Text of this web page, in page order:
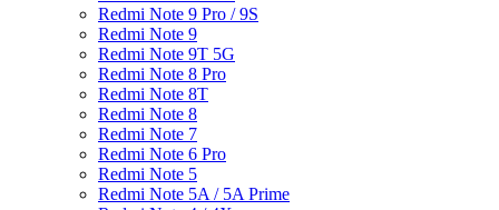
Redmi Note 9 Pro / 9S
Redmi Note 9
Redmi Note 9T 5G
Redmi Note 8 Pro
Redmi Note 8T
Redmi Note 8
Redmi Note 7
Redmi Note 6 Pro
Redmi Note 5
Redmi Note 5A / 5A Prime